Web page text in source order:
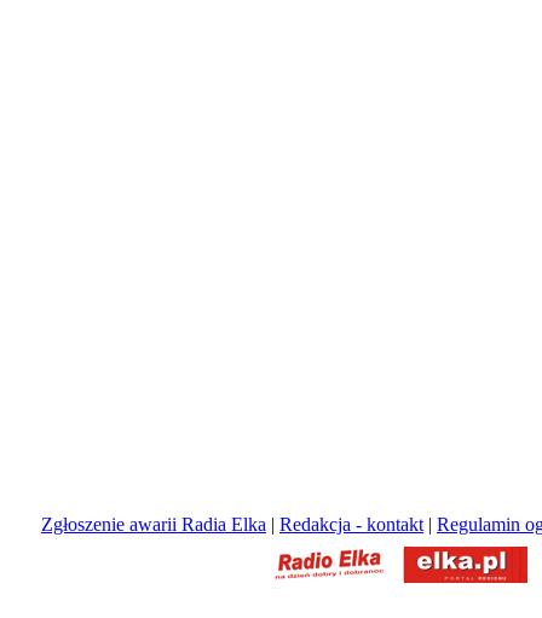
Zgłoszenie awarii Radia Elka | Redakcja - kontakt | Regulamin